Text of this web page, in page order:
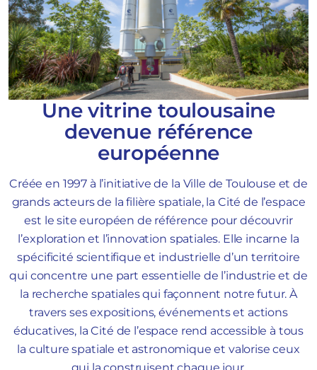
Une vitrine toulousaine
devenue référence
européenne
Créée en 1997 à l’initiative de la Ville de Toulouse et de
grands acteurs de la filière spatiale, la Cité de l’espace
est le site européen de référence pour découvrir
l’exploration et l’innovation spatiales. Elle incarne la
spécificité scientifique et industrielle d’un territoire
qui concentre une part essentielle de l’industrie et de
la recherche spatiales qui façonnent notre futur. À
travers ses expositions, événements et actions
éducatives, la Cité de l’espace rend accessible à tous
la culture spatiale et astronomique et valorise ceux